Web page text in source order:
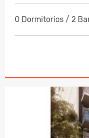
0 Dormitorios / 2